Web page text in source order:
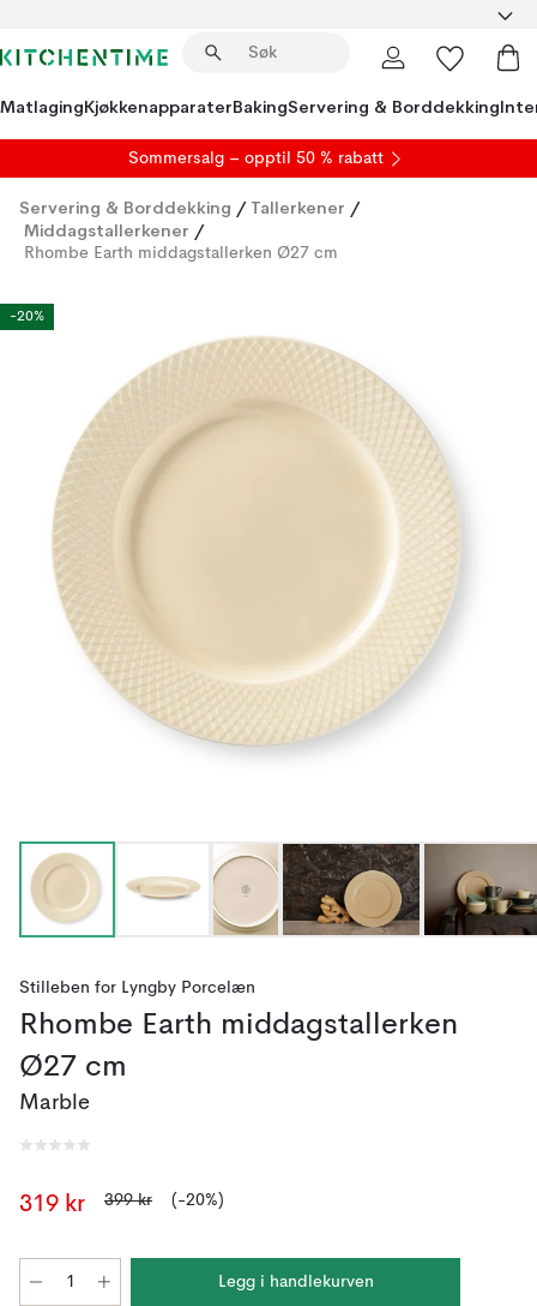
MatlagingKjøkkenapparaterBakingServering & Borddekking
Sommersalg – opptil 50 % rabatt
Servering & Borddekking / Tallerkener /
Middagstallerkener /
Rhombe Earth middagstallerken Ø27 cm
-20%
Stilleben for Lyngby Porcelæn
Rhombe Earth middagstallerken
Ø27 cm
Marble
319 kr 399 kr (-20%)
Legg i handlekurven